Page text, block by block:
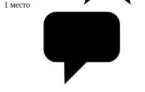
1 место